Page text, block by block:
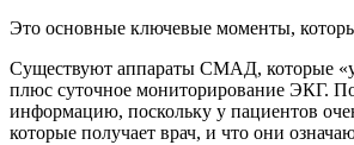
Это основные ключевые моменты,
Существуют аппараты СМАД, которые
плюс суточное мониторирование ЭКГ.
информацию, поскольку у пациентов
которые получает врач, и что они